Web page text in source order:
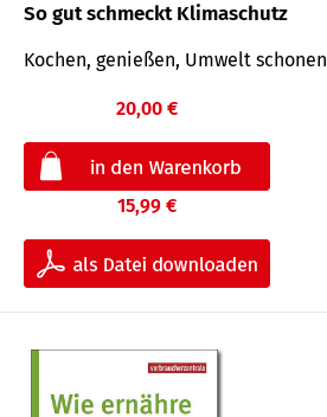
So gut schmeckt Klimaschutz
Kochen, genießen, Umwelt schonen
20,00 €
15,99 €